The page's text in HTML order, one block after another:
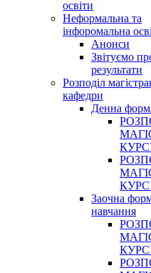
освіти
Неформальна та
інфоромальна
Анонси
Звітуємо
результати
Розподіл
кафедри
Денна
Заочна
навчання